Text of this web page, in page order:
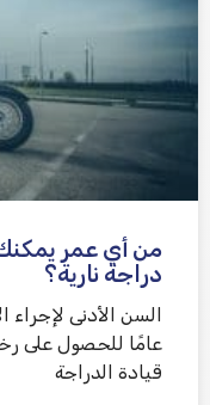
من أي عمر
دراجة نارية؟
قيادة الدراجة